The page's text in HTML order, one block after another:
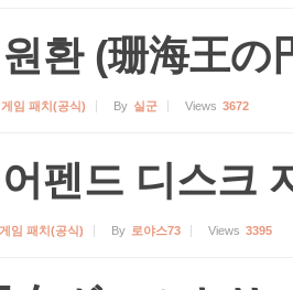
환 (珊海王の
게임 패치(공식) By 실군 Views 3672
펜드 디스크
게임 패치(공식) By 로야스73 Views 3395